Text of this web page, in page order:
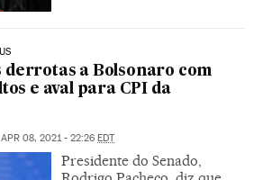
derrotas a Bolsonaro com
e aval para CPI da
APR 08, 2021 - 22:26 EDT
Presidente do Senado,